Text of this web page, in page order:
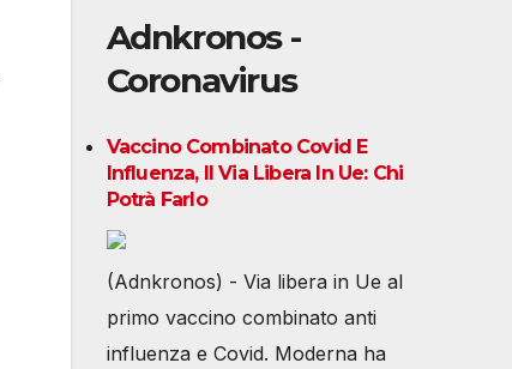
Adnkronos -
Coronavirus
Vaccino Combinato Covid E
Influenza, Il Via Libera In Ue: Chi
Potrà Farlo
(Adnkronos) - Via libera in Ue al
primo vaccino combinato anti
influenza e Covid. Moderna ha